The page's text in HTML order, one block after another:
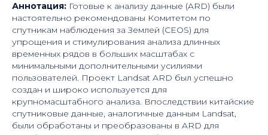
Аннотация: Готовые к анализу данные (ARD) были
настоятельно рекомендованы Комитетом по
спутникам наблюдения за Землей (CEOS) для
упрощения и стимулирования анализа длинных
временных рядов в больших масштабах с
минимальными дополнительными усилиями
пользователей. Проект Landsat ARD был успешно
создан и широко используется для
крупномасштабного анализа. Впоследствии китайские
спутниковые данные, аналогичные данным Landsat,
были обработаны и преобразованы в ARD для